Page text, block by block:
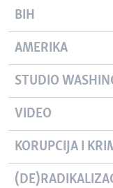
BIH
AMERIKA
STUDIO
VIDEO
KORUPCIJA I